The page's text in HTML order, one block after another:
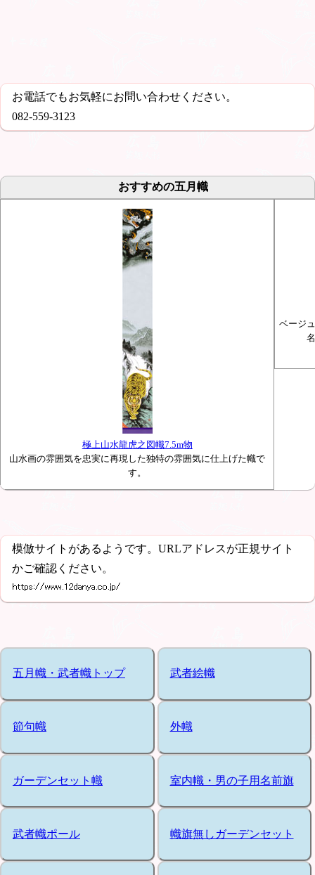
お電話でもお気軽にお問い合わせください。
082-559-3123
おすすめの五月幟
極上山水龍虎之図幟7.5m物
山水画の雰囲気を忠実に再現した独特の雰囲気に仕上げた幟で
す。
ベージ
模倣サイトがあるようです。URLアドレスが正規サイト
かご確認ください。
五月幟・武者幟トップ 武者絵幟
節句幟 外幟
ガーデンセット幟 室内幟・男の子用名前旗
武者幟ポール 幟旗無しガーデンセット